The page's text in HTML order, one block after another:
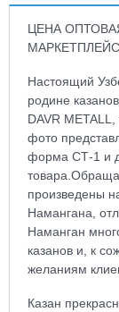
ЦЕНА
Настоящий
родине
DAVR
фото
форма СТ-1 и
произведены
Намангана,
Наманган
казанов и, к
желаниям
Казан